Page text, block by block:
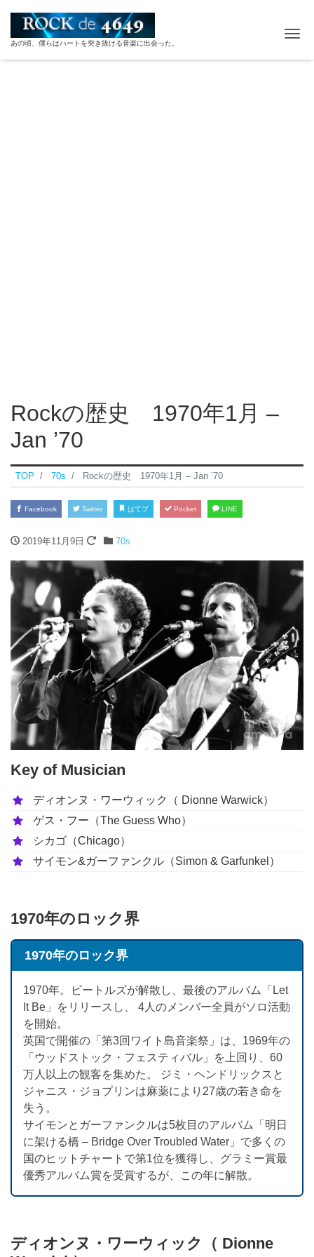
あの頃、僕らはハートを突き抜ける音楽に出会った。
ナ
Rockの歴史 1970年1月 –
Jan ’70
TOP 70s Rockの歴史 1970年1月 – Jan ’70
Facebook Twitter はてブ Pocket LINE
2019年11月9日 70s
Key of Musician
ディオンヌ・ワーウィック（ Dionne Warwick）
ゲス・フー（The Guess Who）
シカゴ（Chicago）
サイモン&ガーファンクル（Simon & Garfunkel）
1970年のロック界
1970年のロック界
1970年。ビートルズが解散し、最後のアルバム「Let
It Be」をリリースし、 4人のメンバー全員がソロ活動
を開始。
英国で開催の「第3回ワイト島音楽祭」は、1969年の
「ウッドストック・フェスティバル」を上回り、60
万人以上の観客を集めた。 ジミ・ヘンドリックスと
ジャニス・ジョプリンは麻薬により27歳の若き命を
失う。
サイモンとガーファンクルは5枚目のアルバム「明日
に架ける橋 – Bridge Over Troubled Water」で多くの
国のヒットチャートで第1位を獲得し、グラミー賞最
優秀アルバム賞を受賞するが、この年に解散。
ディオンヌ・ワーウィック（ Dionne